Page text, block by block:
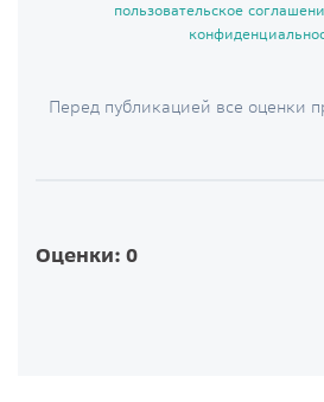
пользовательское
Перед публикацией все оценки
Оценки: 0